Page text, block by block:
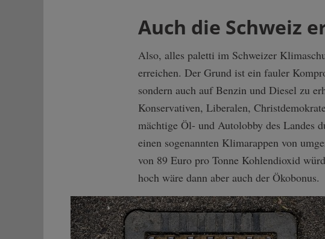
Auch die Schweiz
Also, alles paletti im Schweizer
erreichen. Der Grund ist ein fauler
sondern auch auf Benzin und Diesel zu
Konservativen, Liberalen,
mächtige Öl- und Autolobby des Landes
einen sogenannten Klimarappen von
von 89 Euro pro Tonne Kohlendioxid
hoch wäre dann aber auch der Ökobonus.